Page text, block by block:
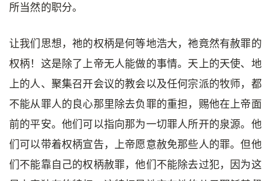
所当然的职分。
让我们思想，祂的权柄是何等地浩大，祂竟然有赦罪的
权柄！这是除了上帝无人能做的事情。天上的天使、地
上的人、聚集召开会议的教会以及任何宗派的牧师，都
不能从罪人的良心那里除去负罪的重担，赐他在上帝面
前的平安。他们可以指向那为一切罪人所开的泉源。他
们可以带着权柄宣告，上帝愿意赦免那些人的罪。但他
们不能靠自己的权柄赦罪，他们不能除去过犯，因为这